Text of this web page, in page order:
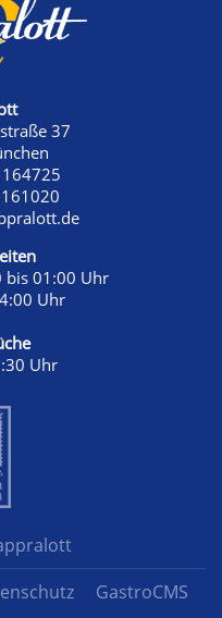
37
bis 01:00 Uhr
Uhr
Uhr
GastroCMS